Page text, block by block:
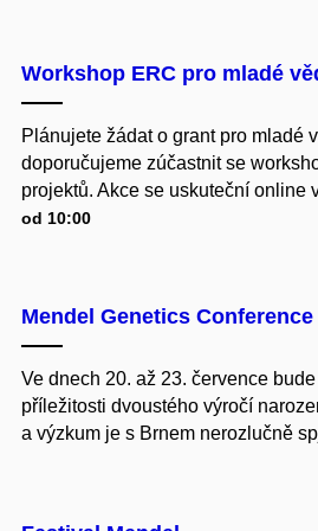
Workshop ERC pro mladé
Plánujete žádat o grant pro mladé
doporučujeme zúčastnit se
projektů. Akce se uskuteční online
od 10:00
Mendel Genetics Conference
Ve dnech 20. až 23. července
příležitosti dvoustého výročí
a výzkum je s Brnem nerozlučně